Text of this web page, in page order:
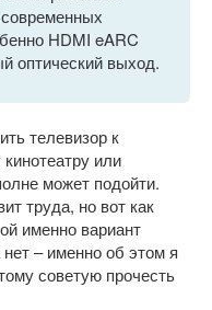
HDMI eARC
оптический выход.
телевизор к
или
может подойти.
труда, но вот как
именно вариант
– именно об этом я
советую прочесть